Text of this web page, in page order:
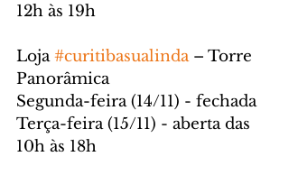
12h às 19h
Loja #curitibasualinda – Torre
Panorâmica
Segunda-feira (14/11) - fechada
Terça-feira (15/11) - aberta das
10h às 18h